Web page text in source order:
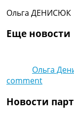
Ольга ДЕНИСЮК
Еще новости
Ольга
comment
Новости